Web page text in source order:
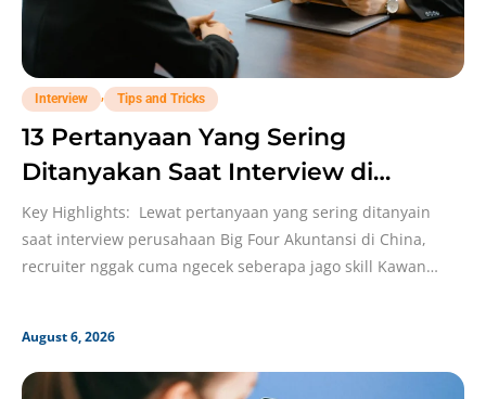
Interview Tips and Tricks
13 Pertanyaan Yang Sering
Ditanyakan Saat Interview di
Perusahaan Big Four di China untuk
Bidang Akuntansi!
Key Highlights: Lewat pertanyaan yang sering ditanyain
saat interview perusahaan Big Four Akuntansi di China,
recruiter nggak cuma ngecek seberapa jago skill Kawan
August 6, 2026